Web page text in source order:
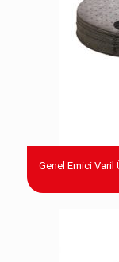
Genel Emici Varil